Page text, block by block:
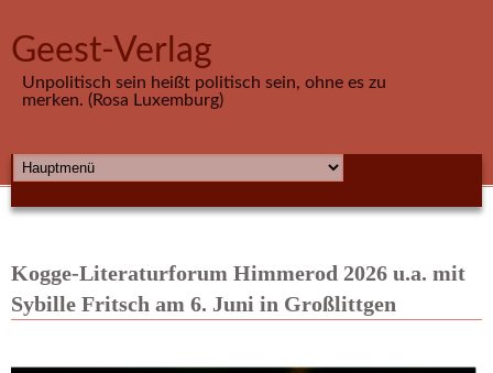
Geest-Verlag
Unpolitisch sein heißt politisch sein, ohne es zu
merken. (Rosa Luxemburg)
HAUPTMENÜ
Kogge-Literaturforum Himmerod 2026 u.a. mit
Sybille Fritsch am 6. Juni in Großlittgen